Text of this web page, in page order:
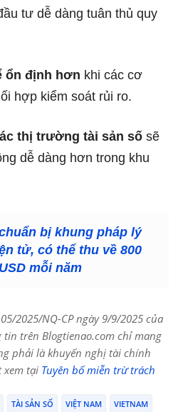
tư dễ dàng tuân thủ quy
ổn định hơn khi các cơ
hợp kiểm soát rủi ro.
thị trường tài sản số sẽ
dễ dàng hơn trong khu
bị khung pháp lý
tử, có thể thu về 800
mỗi năm
2025/NQ-CP ngày 9/9/2025 của
trên Blogtienao.com chỉ mang
phải là khuyến nghị tài chính
xem tại Tuyên bố miễn trừ trách
TÀI SẢN SỐ VIỆT NAM VIETNAM